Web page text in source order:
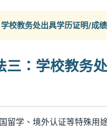
校教务处出具学历证明/成
三：学校教务
留学、境外认证等特殊用